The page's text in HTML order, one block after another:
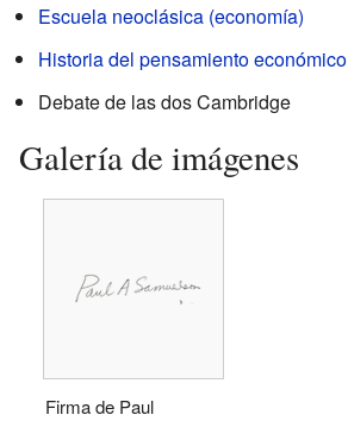
Escuela neoclásica (economía)
Historia del pensamiento económico
Debate de las dos Cambridge
Galería de imágenes
Firma de Paul